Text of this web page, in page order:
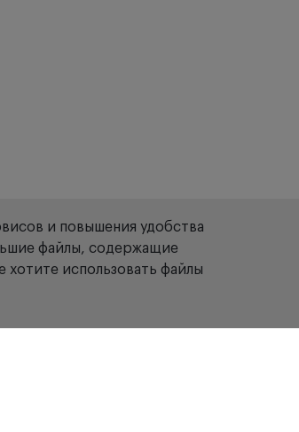
и повышения удобства
файлы, содержащие
использовать файлы